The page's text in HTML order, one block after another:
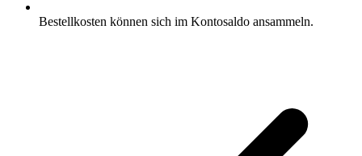
Bestellkosten können sich im Kontosaldo ansammeln.